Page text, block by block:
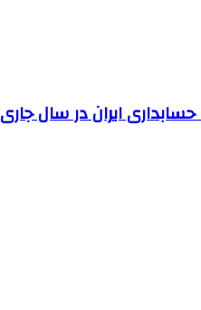
ایران در سال جاری